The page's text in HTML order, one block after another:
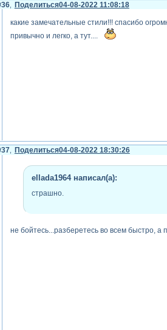
Поделиться
36 04-08-2022 11:08:18
какие замечательные стили!!! спасибо
привычно и легко, а тут....
Поделиться
37 04-08-2022 18:30:26
ellada1964 написал(а):
страшно.
не бойтесь...разберетесь во всем быстро, а